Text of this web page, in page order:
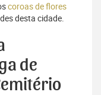
coroas de flores
desta cidade.
de